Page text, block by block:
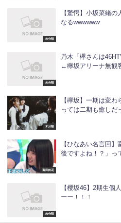
未分類
【驚愕】小坂菜緒
なるwwwwww
未分類
乃木「欅さんは
←欅坂アリーナ無観
未分類
【欅坂】一期は変
っては二期も癒しだ
富田鈴花
【ひなあい名言回
後ですよね！？」っ
未分類
【櫻坂46】2期生個
ーー！！！